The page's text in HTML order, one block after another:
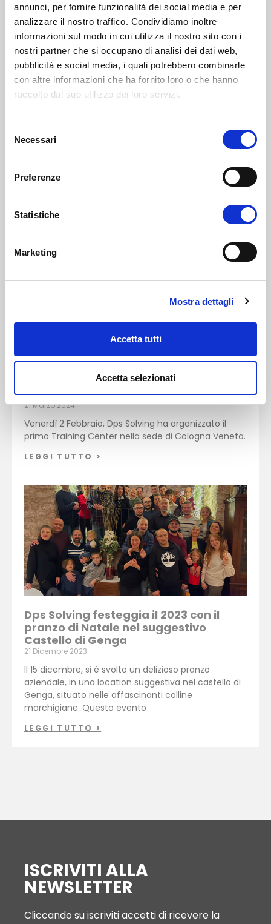
annunci, per fornire funzionalità dei social media e per
analizzare il nostro traffico. Condividiamo inoltre
informazioni sul modo in cui utilizza il nostro sito con i
nostri partner che si occupano di analisi dei dati web,
pubblicità e social media, i quali potrebbero combinarle
con altre informazioni che ha fornito loro o che hanno
raccolto dal suo utilizzo dei loro servizi.
delNecessari
Preferenze
Statistiche
Marketing
Mostra dettagli
Accetta tutti
Accetta selezionati
Grazie per essere stati con noi al
CERSAIE 2024!
Partecipare al CERSAIE 2024 è stata un’esperienza
partecipazione e dalle vostre visite alla nostra area
espositiva. Grazie per aver
TRANING CENTER
21 Marzo 2024
Venerdì 2 Febbraio, Dps Solving ha organizzato il
primo Training Center nella sede di Cologna Veneta.
LEGGI TUTTO >
Dps Solving festeggia il 2023 con il
pranzo di Natale nel suggestivo
Castello di Genga
21 Dicembre 2023
Il 15 dicembre, si è svolto un delizioso pranzo
aziendale, in una location suggestiva nel castello di
Genga, situato nelle affascinanti colline
marchigiane. Questo evento
LEGGI TUTTO >
ISCRIVITI ALLA
NEWSLETTER
Cliccando su iscriviti accetti di ricevere la